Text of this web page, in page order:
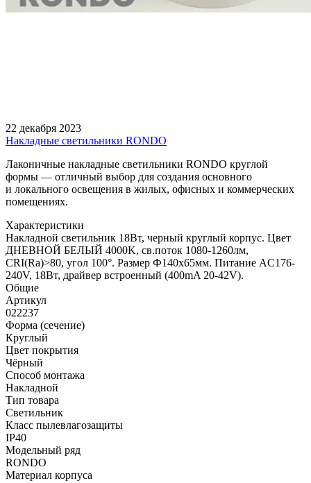
22 декабря 2023
Накладные светильники RONDO
Лаконичные накладные светильники RONDO круглой
формы — отличный выбор для создания основного
и локального освещения в жилых, офисных и коммерческих
помещениях.
Характеристики
Накладной светильник 18Вт, черный круглый корпус. Цвет
ДНЕВНОЙ БЕЛЫЙ 4000K, св.поток 1080-1260лм,
CRI(Ra)>80, угол 100°. Размер Ф140x65мм. Питание AC176-
240V, 18Вт, драйвер встроенный (400mA 20-42V).
Общие
Артикул
022237
Форма (сечение)
Круглый
Цвет покрытия
Чёрный
Способ монтажа
Накладной
Тип товара
Светильник
Класс пылевлагозащиты
IP40
Модельный ряд
RONDO
Материал корпуса